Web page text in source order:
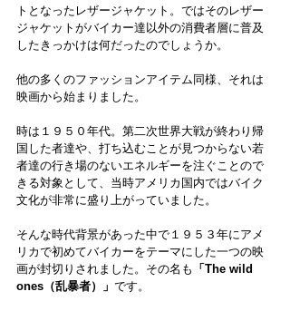
トとなったレザージャケット。ではそのレザー
ジャケットがバイカー達以外の消費者層に普及
したきっかけは何だったのでしょうか。
他の多くのファッションアイテム同様、それは
映画から始まりました。
時は１９５０年代。第二次世界大戦が終わり帰
国した者達や、打ち込むことが見つからない若
者達の行き場のないエネルギーを注ぐことので
きる対象として、当時アメリカ国内ではバイク
文化が非常に盛り上がっていました。
そんな時代背景があった中で１９５３年にアメ
リカで初めてバイカーをテーマにした一つの映
画が封切りされました。その名も 「The wild
ones（乱暴者）」 です。